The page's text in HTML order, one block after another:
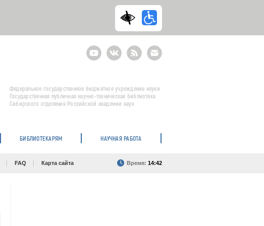
YoutubeВКонтактеRSS
E-
mail
подписка
Федеральное государственное бюджетное учреждение науки
Государственная публичная научно-техническая библиотека
Сибирского отделения Российской академии наук
БИБЛИОТЕКАРЯМ НАУЧНАЯ РАБОТА
FAQ Карта сайта Время: 14:42